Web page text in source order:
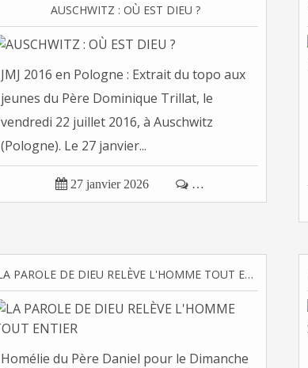
AUSCHWITZ : OÙ EST DIEU ?
JMJ 2016 en Pologne : Extrait du topo aux
jeunes du Père Dominique Trillat, le
vendredi 22 juillet 2016, à Auschwitz
(Pologne). Le 27 janvier...
 27 janvier 2026  …
LA PAROLE DE DIEU RELÈVE L'HOMME TOUT ENTIER
Homélie du Père Daniel pour le Dimanche